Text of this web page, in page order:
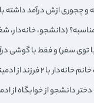
و چجوری ازش درآمد داشته
(دانشجو، خانه‌دار،‌
توی سفر) و فقط با گوشی